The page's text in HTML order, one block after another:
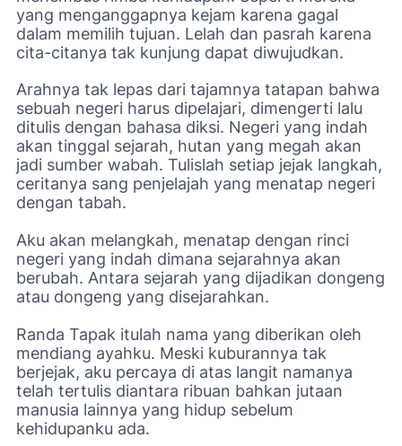
yang menganggapnya kejam karena gagal
dalam memilih tujuan. Lelah dan pasrah karena
cita-citanya tak kunjung dapat diwujudkan.
Arahnya tak lepas dari tajamnya tatapan bahwa
sebuah negeri harus dipelajari, dimengerti lalu
ditulis dengan bahasa diksi. Negeri yang indah
akan tinggal sejarah, hutan yang megah akan
jadi sumber wabah. Tulislah setiap jejak langkah,
ceritanya sang penjelajah yang menatap negeri
dengan tabah.
Aku akan melangkah, menatap dengan rinci
negeri yang indah dimana sejarahnya akan
berubah. Antara sejarah yang dijadikan dongeng
atau dongeng yang disejarahkan.
Randa Tapak itulah nama yang diberikan oleh
mendiang ayahku. Meski kuburannya tak
berjejak, aku percaya di atas langit namanya
telah tertulis diantara ribuan bahkan jutaan
manusia lainnya yang hidup sebelum
kehidupanku ada.